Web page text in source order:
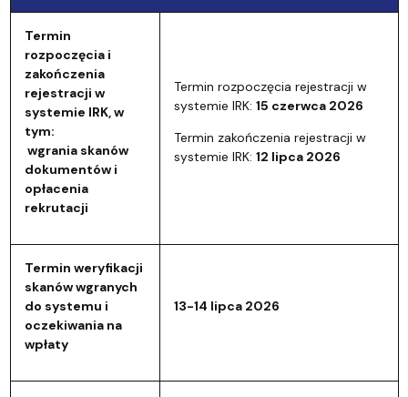
Termin
rozpoczęcia i
zakończenia
rejestracji w
systemie IRK, w
tym:
wgrania skanów
dokumentów i
opłacenia
rekrutacji
Termin rozpoczęcia rejestracji w
systemie IRK: 15 czerwca 2026
Termin zakończenia rejestracji w
systemie IRK: 12 lipca 2026
Termin weryfikacji
skanów wgranych
do systemu i
oczekiwania na
wpłaty
13-14 lipca 2026